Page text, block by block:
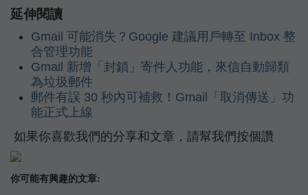
延伸閱讀
Gmail 可能消失？Google 建議用戶轉至 Inbox 整
合管理功能
Gmail 新增「封鎖」寄件人功能，來信自動歸類
為垃圾郵件
郵件有誤 30 秒內可補救！Gmail「取消傳送」功
能正式上線
如果你喜歡我們的分享和文章，請幫我們按個讚
你可能有興趣的文章: